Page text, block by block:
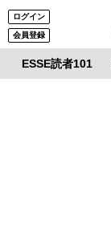
ログイン
会員登録
ESSE読者101